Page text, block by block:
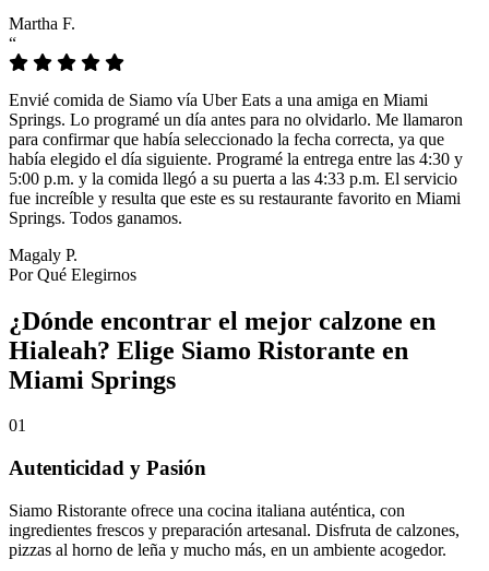
Martha F.
“
Envié comida de Siamo vía Uber Eats a una amiga en Miami
Springs. Lo programé un día antes para no olvidarlo. Me llamaron
para confirmar que había seleccionado la fecha correcta, ya que
había elegido el día siguiente. Programé la entrega entre las 4:30 y
5:00 p.m. y la comida llegó a su puerta a las 4:33 p.m. El servicio
fue increíble y resulta que este es su restaurante favorito en Miami
Springs. Todos ganamos.
Magaly P.
Por Qué Elegirnos
¿Dónde encontrar el mejor calzone en
Hialeah? Elige Siamo Ristorante en
Miami Springs
01
Autenticidad y Pasión
Siamo Ristorante ofrece una cocina italiana auténtica, con
ingredientes frescos y preparación artesanal. Disfruta de calzones,
pizzas al horno de leña y mucho más, en un ambiente acogedor.